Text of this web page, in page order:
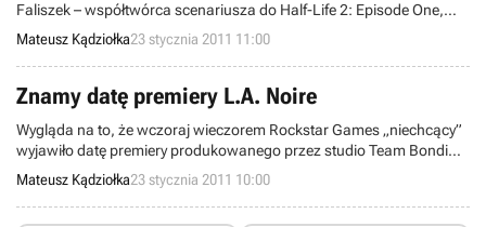
Faliszek – współtwórca scenariusza do Half-Life 2: Episode One,
Half-Life 2: Episode Two i Portal – rzucił nieco światła na konsolowe
wersje najnowszej iteracji serii Portal.
Mateusz Kądziołka23 stycznia 2011 11:00
Znamy datę premiery L.A. Noire
Wygląda na to, że wczoraj wieczorem Rockstar Games „niechcący”
wyjawiło datę premiery produkowanego przez studio Team Bondi
L.A. Noire. Ten gangsterski tytuł okraszony klimatem filmów noir
zostanie wydany 17 maja bieżącego roku.
Mateusz Kądziołka23 stycznia 2011 10:00